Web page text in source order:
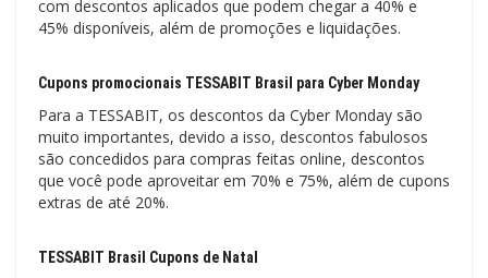
com descontos aplicados que podem chegar a 40% e
45% disponíveis, além de promoções e liquidações.
Cupons promocionais TESSABIT Brasil para Cyber ​​Monday
Para a TESSABIT, os descontos da Cyber ​​Monday são
muito importantes, devido a isso, descontos fabulosos
são concedidos para compras feitas online, descontos
que você pode aproveitar em 70% e 75%, além de cupons
extras de até 20%.
TESSABIT Brasil Cupons de Natal